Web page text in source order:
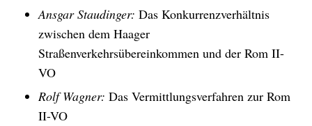
Ansgar Staudinger: Das Konkurrenzverhältnis
zwischen dem Haager
Straßenverkehrsübereinkommen und der Rom II-
VO
Rolf Wagner: Das Vermittlungsverfahren zur Rom
II-VO